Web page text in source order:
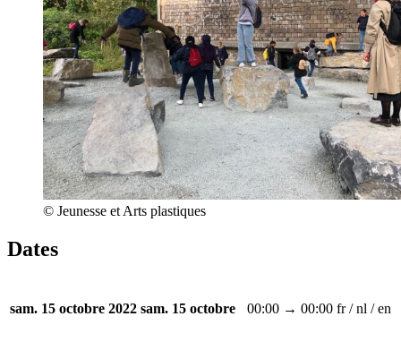
© Jeunesse et Arts plastiques
Dates
sam. 15 octobre 2022 sam. 15 octobre 00:00 → 00:00 fr / nl / en